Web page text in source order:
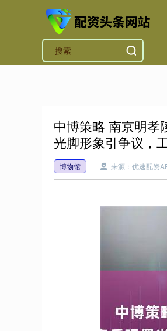
中博策略 南京明孝
光脚形象引争议，
博物馆 来源：优速配资